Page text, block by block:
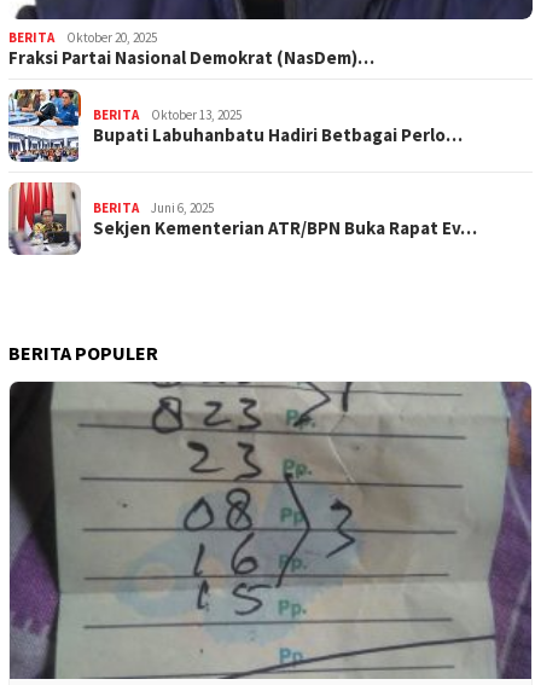
BERITA Oktober 20, 2025
Fraksi Partai Nasional Demokrat (NasDem)…
BERITA Oktober 13, 2025
Bupati Labuhanbatu Hadiri Betbagai Perlo…
BERITA Juni 6, 2025
Sekjen Kementerian ATR/BPN Buka Rapat Ev…
BERITA POPULER